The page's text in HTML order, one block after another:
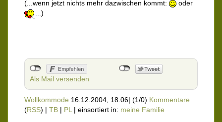
(...wenn jetzt nichts mehr dazwischen kommt:
oder
...)
Als Mail versenden
Wollkommode 16.12.2004, 18.06| (1/0) Kommentare
(RSS) | TB | PL | einsortiert in: meine Familie